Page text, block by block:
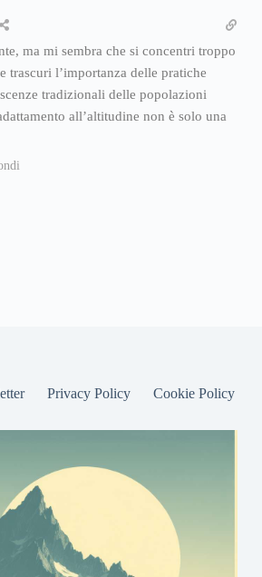
ma mi sembra che si concentri troppo
trascuri l’importanza delle pratiche
tradizionali delle popolazioni
all’altitudine non è solo una
Privacy Policy Cookie Policy